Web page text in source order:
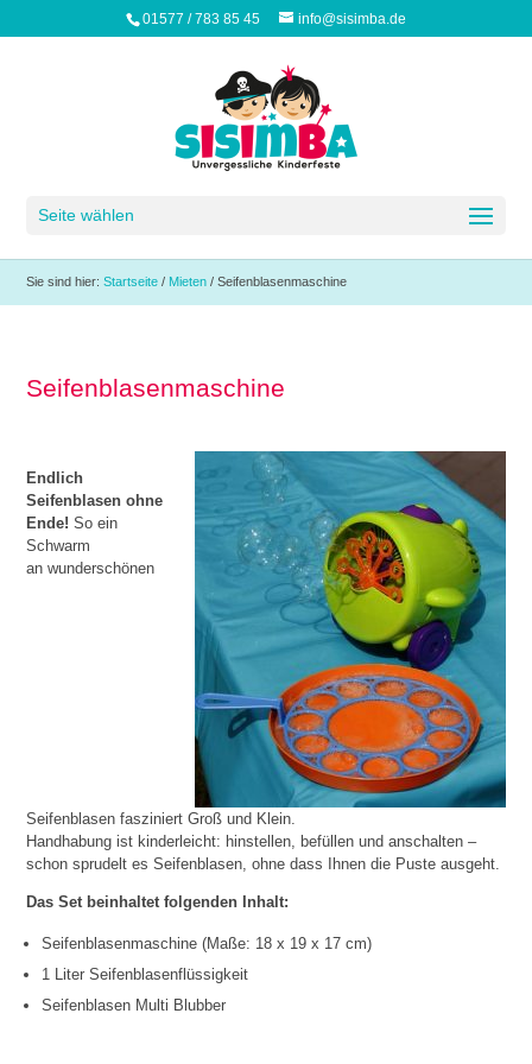
01577 / 783 85 45 info@sisimba.de
Seite wählen
Sie sind hier:Startseite / Mieten /Seifenblasenmaschine
Seifenblasenmaschine
Endlich
Seifenblasen ohne
Ende! So ein
Schwarm
an wunderschönen
Seifenblasen fasziniert Groß und Klein.
Handhabung ist kinderleicht: hinstellen, befüllen und anschalten –
schon sprudelt es Seifenblasen, ohne dass Ihnen die Puste ausgeht.
Das Set beinhaltet folgenden Inhalt:
Seifenblasenmaschine (Maße: 18 x 19 x 17 cm)
1 Liter Seifenblasenflüssigkeit
Seifenblasen Multi Blubber